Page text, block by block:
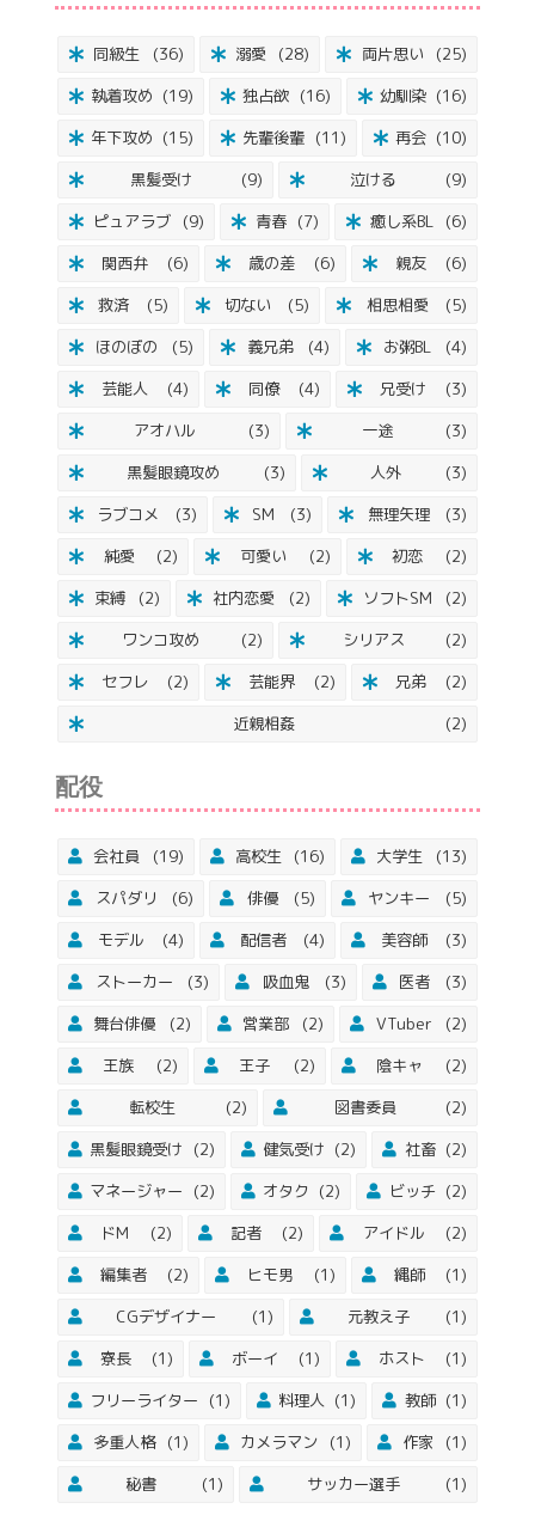
同級生 (36) 溺愛 (28) 両片思い
(25)
執着攻め (19) 独占欲 (16) 幼馴染 (16)
年下攻め (15) 先輩後輩 (11) 再会 (10)
黒髪受け
(9) 泣ける
(9)
ピュアラブ
(9) 青春 (7) 癒し系BL
(6)
関西弁
(6) 歳の差 (6) 親友
(6)
救済
(5) 切ない (5) 相思相愛
(5)
ほのぼの
(5) 義兄弟 (4) お粥BL
(4)
芸能人
(4) 同僚 (4) 兄受け
(3)
アオハル
(3) 一途
(3)
黒髪眼鏡攻め
(3) 人外
(3)
ラブコメ
(3) SM (3) 無理矢理
(3)
純愛
(2) 可愛い (2) 初恋
(2)
束縛
(2) 社内恋愛 (2) ソフトSM
(2)
ワンコ攻め
(2) シリアス
(2)
セフレ
(2) 芸能界 (2) 兄弟
(2)
近親相姦
(2)
配役
会社員 (19) 高校生 (16) 大学生
(13)
スパダリ
(6) 俳優 (5) ヤンキー
(5)
モデル
(4) 配信者 (4) 美容師
(3)
ストーカー
(3) 吸血鬼 (3) 医者
(3)
舞台俳優
(2) 営業部 (2) VTuber
(2)
王族
(2) 王子 (2) 陰キャ
(2)
転校生
(2) 図書委員
(2)
黒髪眼鏡受け
(2) 健気受け (2) 社畜 (2)
マネージャー
(2) オタク (2) ビッチ (2)
ドM
(2) 記者 (2) アイドル
(2)
編集者
(2) ヒモ男 (1) 縄師
(1)
CGデザイナー
(1) 元教え子
(1)
寮長
(1) ボーイ (1) ホスト
(1)
フリーライター
(1) 料理人 (1) 教師 (1)
多重人格
(1) カメラマン (1) 作家
(1)
秘書
(1) サッカー選手 (1)